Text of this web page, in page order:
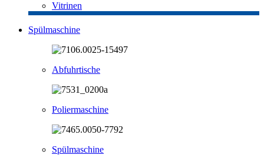
Vitrinen
Spülmaschine
Abfuhrtische
Poliermaschine
Spülmaschine